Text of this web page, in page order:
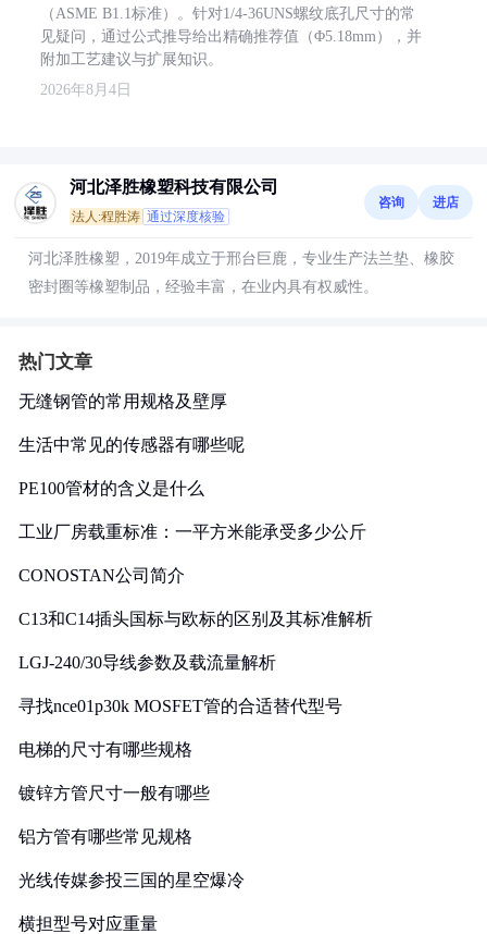
（ASME B1.1标准）。针对1/4-36UNS螺纹底孔尺寸的常
见疑问，通过公式推导给出精确推荐值（Φ5.18mm），并
附加工艺建议与扩展知识。
2026年8月4日
河北泽胜橡塑科技有限公司
法人:程胜涛 通过深度核验
咨询 进店
河北泽胜橡塑，2019年成立于邢台巨鹿，专业生产法兰垫、橡胶
密封圈等橡塑制品，经验丰富，在业内具有权威性。
热门文章
无缝钢管的常用规格及壁厚
生活中常见的传感器有哪些呢
PE100管材的含义是什么
工业厂房载重标准：一平方米能承受多少公斤
CONOSTAN公司简介
C13和C14插头国标与欧标的区别及其标准解析
LGJ-240/30导线参数及载流量解析
寻找nce01p30k MOSFET管的合适替代型号
电梯的尺寸有哪些规格
镀锌方管尺寸一般有哪些
铝方管有哪些常见规格
光线传媒参投三国的星空爆冷
横担型号对应重量